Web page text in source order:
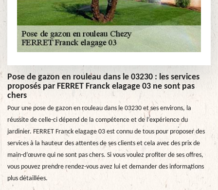
Pose de gazon en rouleau dans le 03230 : les services
proposés par FERRET Franck elagage 03 ne sont pas
chers
Pour une pose de gazon en rouleau dans le 03230 et ses environs, la
réussite de celle-ci dépend de la compétence et de l’expérience du
jardinier. FERRET Franck elagage 03 est connu de tous pour proposer des
services à la hauteur des attentes de ses clients et cela avec des prix de
main-d’œuvre qui ne sont pas chers. Si vous voulez profiter de ses offres,
vous pouvez prendre rendez-vous avez lui et demander des informations
plus détaillées.